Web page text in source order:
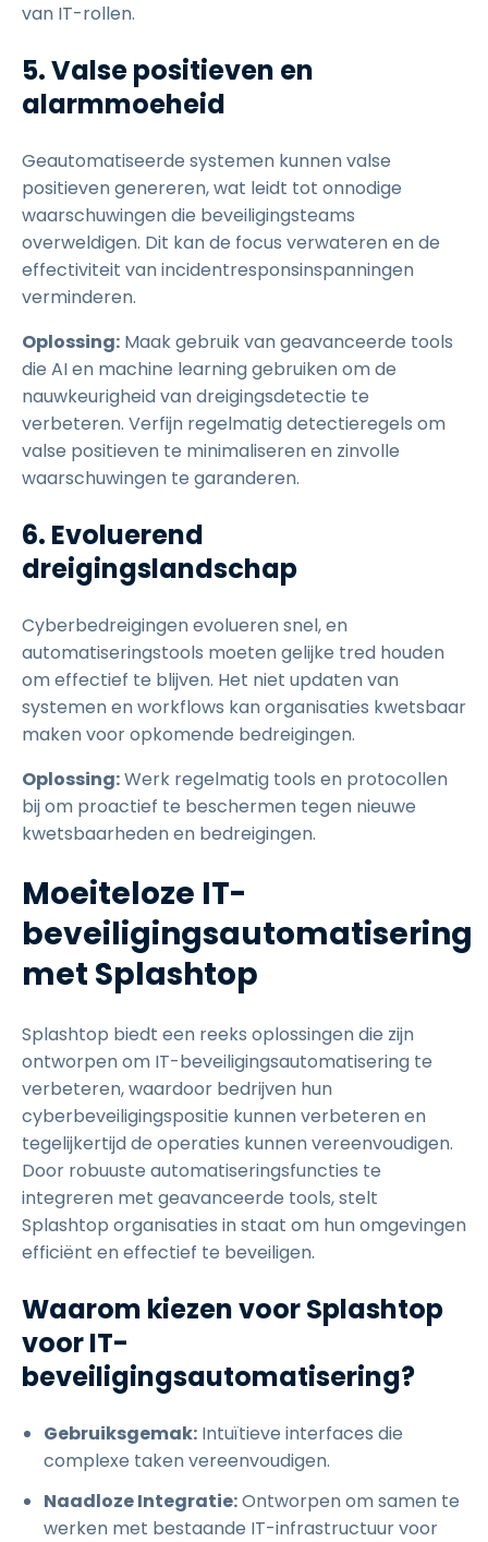
van IT-rollen.
5. Valse positieven en
alarmmoeheid
Geautomatiseerde systemen kunnen valse
positieven genereren, wat leidt tot onnodige
waarschuwingen die beveiligingsteams
overweldigen. Dit kan de focus verwateren en de
effectiviteit van incidentresponsinspanningen
verminderen.
Oplossing: Maak gebruik van geavanceerde tools
die AI en machine learning gebruiken om de
nauwkeurigheid van dreigingsdetectie te
verbeteren. Verfijn regelmatig detectieregels om
valse positieven te minimaliseren en zinvolle
waarschuwingen te garanderen.
6. Evoluerend
dreigingslandschap
Cyberbedreigingen evolueren snel, en
automatiseringstools moeten gelijke tred houden
om effectief te blijven. Het niet updaten van
systemen en workflows kan organisaties kwetsbaar
maken voor opkomende bedreigingen.
Oplossing:Werk regelmatig tools en protocollen
bij om proactief te beschermen tegen nieuwe
kwetsbaarheden en bedreigingen.
Moeiteloze IT-
beveiligingsautomatisering
met Splashtop
Splashtop biedt een reeks oplossingen die zijn
ontworpen om IT-beveiligingsautomatisering te
verbeteren, waardoor bedrijven hun
cyberbeveiligingspositie kunnen verbeteren en
tegelijkertijd de operaties kunnen vereenvoudigen.
Door robuuste automatiseringsfuncties te
integreren met geavanceerde tools, stelt
Splashtop organisaties in staat om hun omgevingen
efficiënt en effectief te beveiligen.
Waarom kiezen voor Splashtop
voor IT-
beveiligingsautomatisering?
Gebruiksgemak: Intuïtieve interfaces die
complexe taken vereenvoudigen.
Naadloze Integratie:Ontworpen om samen te
werken met bestaande IT-infrastructuur voor